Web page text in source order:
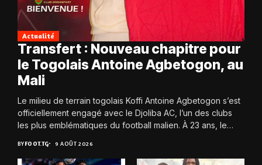
Actualité
Transfert : Nouveau chapitre pour
le Togolais Antoine Agbetogon, au
Mali
Le milieu de terrain togolais Koffi Antoine Agbetogon s’est
officiellement engagé avec le Djoliba AC, l’un des clubs
les plus emblématiques du football malien. À 23 ans, le
BYFOOT.TG 9 AOÛT 2026